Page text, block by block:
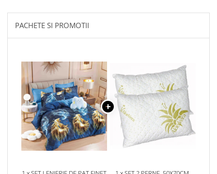
PACHETE SI PROMOTII